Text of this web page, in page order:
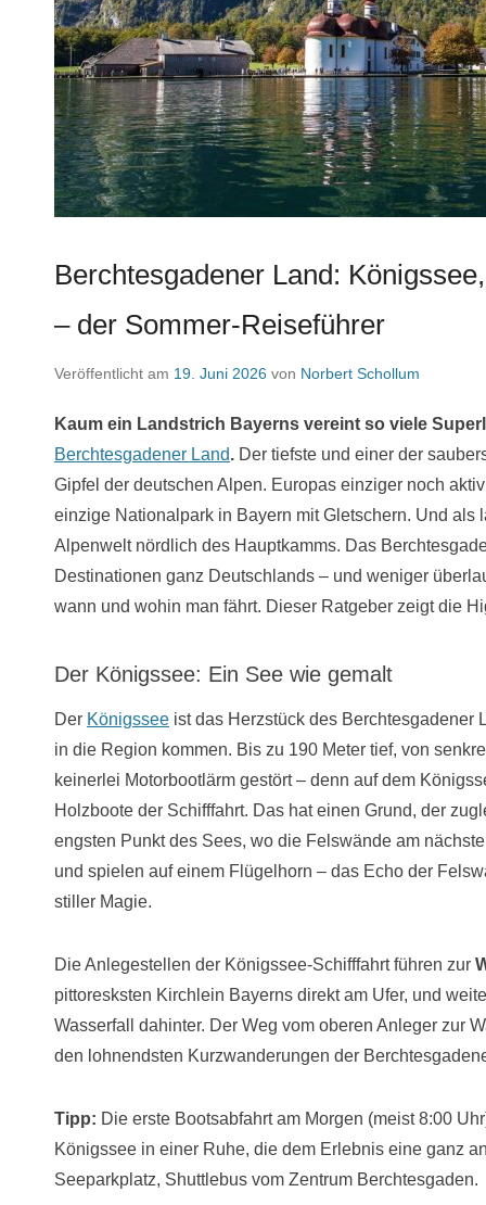
Berchtesgadener Land:
– der Sommer-Reiseführer
Veröffentlicht am 19. Juni 2026 von Norbert Schollum
Kaum ein Landstrich Bayerns vereint so viele
Berchtesgadener Land. Der tiefste und einer der
Gipfel der deutschen Alpen. Europas einziger noch
einzige Nationalpark in Bayern mit Gletschern. Und
Alpenwelt nördlich des Hauptkamms. Das
Destinationen ganz Deutschlands – und weniger
wann und wohin man fährt. Dieser Ratgeber zeigt die
Der Königssee: Ein See wie gemalt
Der Königssee ist das Herzstück des Berchtesgadener
in die Region kommen. Bis zu 190 Meter tief, von
keinerlei Motorbootlärm gestört – denn auf dem
Holzboote der Schifffahrt. Das hat einen Grund, der
engsten Punkt des Sees, wo die Felswände am
und spielen auf einem Flügelhorn – das Echo der
stiller Magie.
Die Anlegestellen der Königssee-Schifffahrt führen zur
pittoresksten Kirchlein Bayerns direkt am Ufer, und
Wasserfall dahinter. Der Weg vom oberen Anleger zur
den lohnendsten Kurzwanderungen der
Tipp: Die erste Bootsabfahrt am Morgen (meist 8:00
Königssee in einer Ruhe, die dem Erlebnis eine ganz
Seeparkplatz, Shuttlebus vom Zentrum Berchtesgaden.